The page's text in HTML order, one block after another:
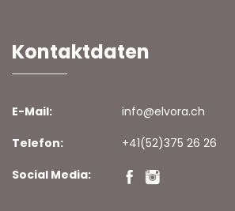
Kontaktdaten
E-Mail:
info@elvora.ch
Telefon:
+41(52)375 26 26
Social Media: